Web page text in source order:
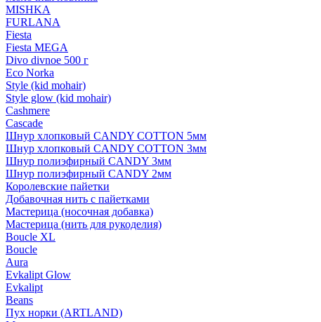
MISHKA
FURLANA
Fiesta
Fiesta MEGA
Divo divnoe 500 г
Eco Norka
Style (kid mohair)
Style glow (kid mohair)
Cashmere
Cascade
Шнур хлопковый CANDY COTTON 5мм
Шнур хлопковый CANDY COTTON 3мм
Шнур полиэфирный CANDY 3мм
Шнур полиэфирный CANDY 2мм
Королевские пайетки
Добавочная нить с пайетками
Мастерица (носочная добавка)
Мастерица (нить для рукоделия)
Boucle XL
Boucle
Aura
Evkalipt Glow
Evkalipt
Beans
Пух норки (ARTLAND)